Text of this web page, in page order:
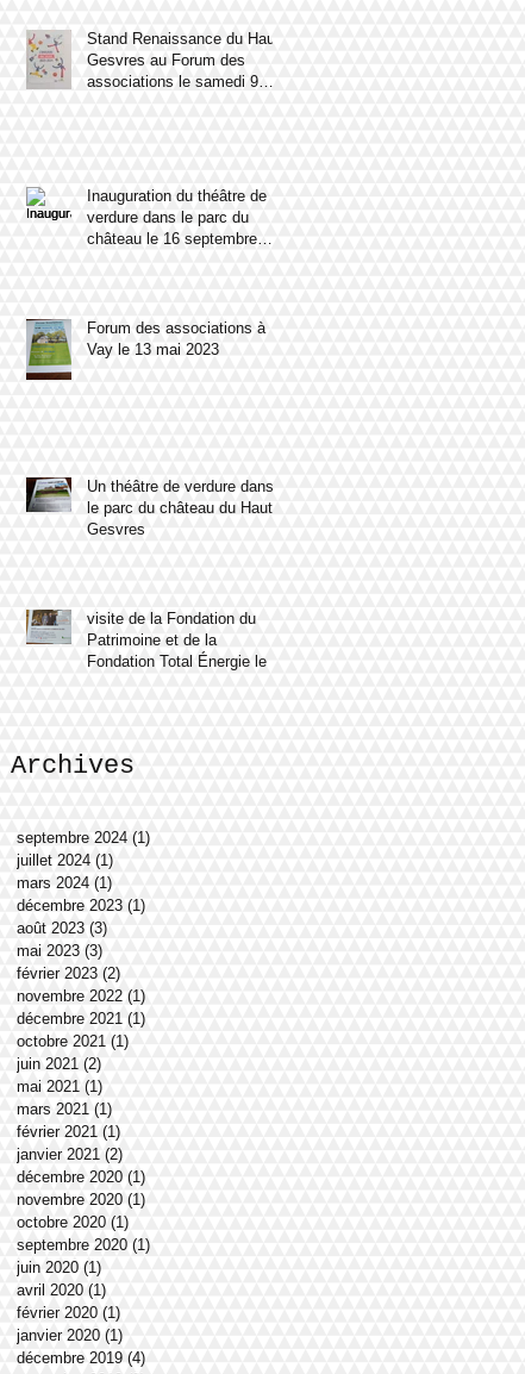
Stand Renaissance du Haut
Gesvres au Forum des
associations le samedi 9
Inauguration du théâtre de
verdure dans le parc du
château le 16 septembre
Forum des associations à
Vay le 13 mai 2023
Un théâtre de verdure dans
le parc du château du Haut
Gesvres
visite de la Fondation du
Patrimoine et de la
Fondation Total Énergie le 8
Archives
septembre 2024 (1)
juillet 2024 (1)
mars 2024 (1)
décembre 2023 (1)
août 2023 (3)
mai 2023 (3)
février 2023 (2)
novembre 2022 (1)
décembre 2021 (1)
octobre 2021 (1)
juin 2021 (2)
mai 2021 (1)
mars 2021 (1)
février 2021 (1)
janvier 2021 (2)
décembre 2020 (1)
novembre 2020 (1)
octobre 2020 (1)
septembre 2020 (1)
juin 2020 (1)
avril 2020 (1)
février 2020 (1)
janvier 2020 (1)
décembre 2019 (4)